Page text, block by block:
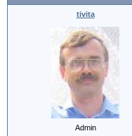
tivita
Admin